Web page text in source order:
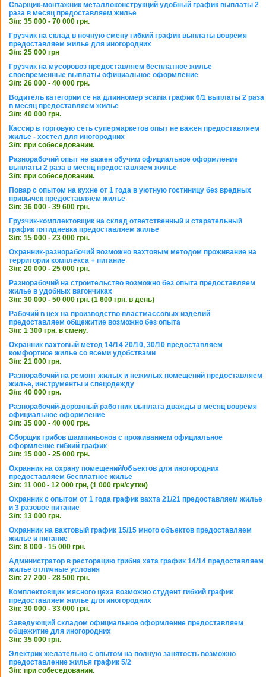
Сварщик-монтажник металлоконструкций удобный график выплаты 2
раза в месяц предоставляем жилье
З/п: 35 000 - 70 000 грн.
Грузчик на склад в ночную смену гибкий график выплаты вовремя
предоставляем жилье для иногородних
З/п: 25 000 грн
Грузчик на мусоровоз предоставляем бесплатное жилье
своевременные выплаты официальное оформление
З/п: 26 000 - 40 000 грн.
Водитель категории се на длинномер scania график 6/1 выплаты 2 раза
в месяц предоставляем жилье
З/п: 40 000 грн.
Кассир в торговую сеть супермаркетов опыт не важен предоставляем
жилье - хостел для иногородних
З/п: при собеседовании.
Разнорабочий опыт не важен обучим официальное оформление
выплаты 2 раза в месяц предоставляем жилье
З/п: при собеседовании.
Повар с опытом на кухне от 1 года в уютную гостиницу без вредных
привычек предоставляем жилье
З/п: 36 000 - 39 600 грн.
Грузчик-комплектовщик на склад ответственный и старательный
график пятидневка предоставляем жилье
З/п: 15 000 - 23 000 грн.
Охранник-разнорабочий возможно вахтовым методом проживание на
территории комплекса + питание
З/п: 20 000 - 25 000 грн.
Разнорабочий на строительство возможно без опыта предоставляем
жилье в удобных вагончиках
З/п: 30 000 - 50 000 грн. (1 600 грн. в день)
Рабочий в цех на производство пластмассовых изделий
предоставляем общежитие возможно без опыта
З/п: 1 300 грн. в смену.
Охранник вахтовый метод 14/14 20/10, 30/10 предоставляем
комфортное жилье со всеми удобствами
З/п: 21 000 грн.
Разнорабочий на ремонт жилых и нежилых помещений предоставляем
жилье, инструменты и спецодежду
З/п: 40 000 грн.
Разнорабочий-дорожный работник выплата дважды в месяц вовремя
официальное оформление
З/п: 35 000 - 40 000 грн.
Сборщик грибов шампиньонов с проживанием официальное
оформление гибкий график
З/п: 15 000 - 25 000 грн.
Охранник на охрану помещений/объектов для иногородних
предоставляем бесплатное жилье
З/п: 11 000 - 12 000 грн, (1 000 грн/сутки)
Охранник с опытом от 1 года график вахта 21/21 предоставляем жилье
и 3 разовое питание
З/п: 13 000 грн.
Охранник на вахтовый график 15/15 много объектов предоставляем
жилье и питание
З/п: 8 000 - 15 000 грн.
Администратор в ресторацию грибна хата график 14/14 предоставляем
жилье отличные условия
З/п: 27 200 - 28 500 грн.
Комплектовщик мясного цеха возможно студент гибкий график
предоставляем жилье для иногородних
З/п: 30 000 - 33 000 грн.
Заведующий складом официальное оформление предоставляем
общежитие для иногородних
З/п: 35 000 грн.
Электрик желательно с опытом на полную занятость возможно
предоставление жилья график 5/2
З/п: при собеседовании.